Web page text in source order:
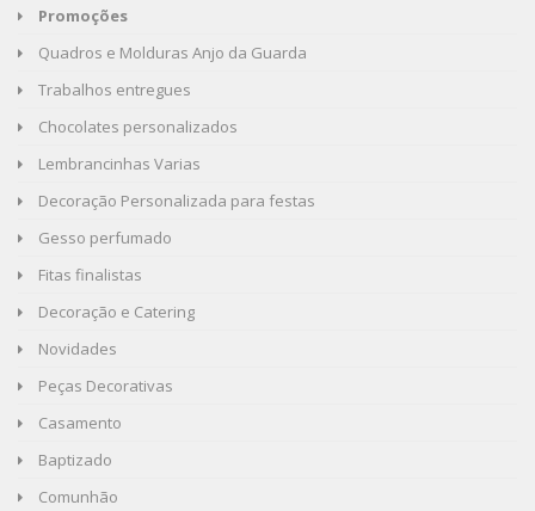
Promoções
Quadros e Molduras Anjo da Guarda
Trabalhos entregues
Chocolates personalizados
Lembrancinhas Varias
Decoração Personalizada para festas
Gesso perfumado
Fitas finalistas
Decoração e Catering
Novidades
Peças Decorativas
Casamento
Baptizado
Comunhão